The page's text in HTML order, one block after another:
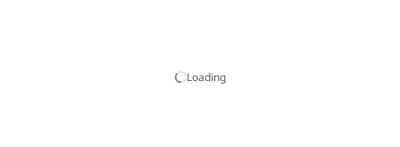
Loading